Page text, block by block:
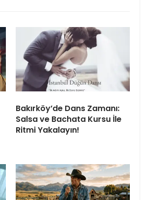
Bakırköy’de Dans Zamanı:
Salsa ve Bachata Kursu İle
Ritmi Yakalayın!